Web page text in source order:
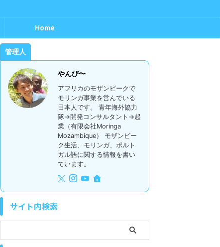
Home
管理人
やんび〜
アフリカのモザンビークで
モリンガ事業を営んでいる
日本人です。 青年海外協力
隊→開発コンサルタント→起
業（有限会社Moringa
Mozambique） モザンビー
ク生活、モリンガ、ポルト
ガル語に関する情報を書い
ています。
サイト内検索